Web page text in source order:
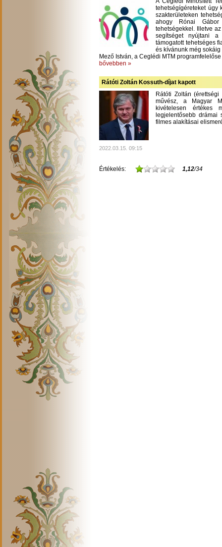
tehetségígéreteket úgy
szakterületeken
ahogy Rónai Gábor
tehetségekkel. Illetve
segítséget nyújtani a
támogatott tehetséges
és kívánunk még
Mező István, a Ceglédi MTM programfelelőse
bővebben »
Rátóti Zoltán Kossuth-díjat kapott
Rátóti Zoltán
művész, a Magyar
kivételesen értékes
legjelentősebb drámai
filmes alakításai
2022.03.15. 09:15
Értékelés: 1,12/34